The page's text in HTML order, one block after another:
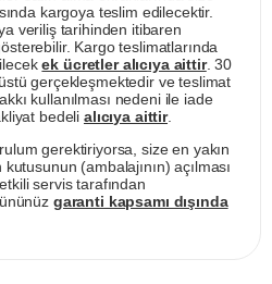
kargoya teslim edilecektir.
veriliş tarihinden itibaren
Kargo teslimatlarında
ek ücretler alıcıya aittir. 30
gerçekleşmektedir ve teslimat
kullanılması nedeni ile iade
bedeli alıcıya aittir.
gerektiriyorsa, size en yakın
(ambalajının) açılması
servis tarafından
garanti kapsamı dışında